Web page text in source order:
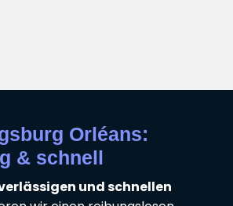
Orléans:
& schnell
und schnellen